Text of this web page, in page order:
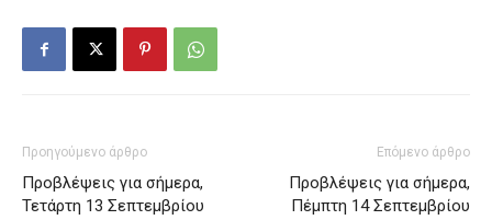
Προηγούμενο άρθρο
Προβλέψεις για σήμερα,
Τετάρτη 13 Σεπτεμβρίου
Επόμενο άρθρο
Προβλέψεις για σήμερα,
Πέμπτη 14 Σεπτεμβρίου